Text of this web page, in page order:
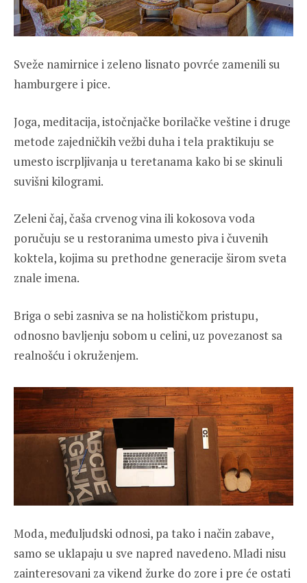
Sveže namirnice i zeleno lisnato povrće zamenili su
hamburgere i pice.
Joga, meditacija, istočnjačke borilačke veštine i druge
metode zajedničkih vežbi duha i tela praktikuju se
umesto iscrpljivanja u teretanama kako bi se skinuli
suvišni kilogrami.
Zeleni čaj, čaša crvenog vina ili kokosova voda
poručuju se u restoranima umesto piva i čuvenih
koktela, kojima su prethodne generacije širom sveta
znale imena.
Briga o sebi zasniva se na holističkom pristupu,
odnosno bavljenju sobom u celini, uz povezanost sa
realnošću i okruženjem.
Moda, međuljudski odnosi, pa tako i način zabave,
samo se uklapaju u sve napred navedeno. Mladi nisu
zainteresovani za vikend žurke do zore i pre će ostati